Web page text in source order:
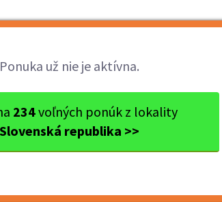
Ponuka už nie je aktívna.
234voľných ponúk z lokality
Slovenská republika >>
Galanta Galanta Jednoduchá práca na
v
s dopravou